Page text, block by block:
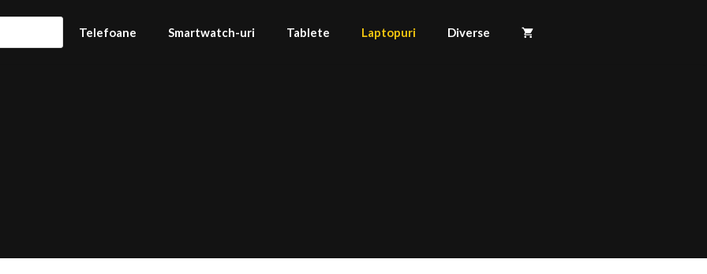
Telefoane Smartwatch-uri Tablete Laptopuri Diverse